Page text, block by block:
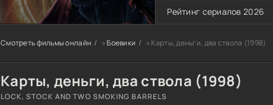
Рейтинг сериалов 2026
Смотреть фильмы онлайн »Боевики » Карты, деньги, два ствола (1998)
Карты, деньги, два ствола (1998)
LOCK, STOCK AND TWO SMOKING BARRELS